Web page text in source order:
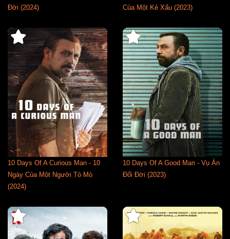
Đời (2024)
Của Một Kẻ Xấu (2023)
10 Days Of A Curious Man - 10
Ngày Của Một Người Tò Mò
(2024)
10 Days Of A Good Man - Vụ Án
Đổi Đời (2023)